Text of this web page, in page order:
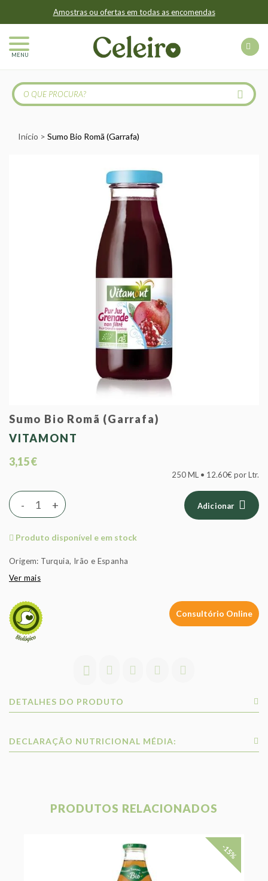
Amostras ou ofertas em todas as encomendas
MENU
Início Sumo Bio Romã (Garrafa)
Sumo Bio Romã (Garrafa)
VITAMONT
3,15 €
250 ML • 12.60€ por Ltr.
+
- Adicionar
Produto disponível e em stock
Origem: Turquia, Irão e Espanha
Ver mais
Consultório Online
DETALHES DO PRODUTO
DECLARAÇÃO NUTRICIONAL MÉDIA:
PRODUTOS RELACIONADOS